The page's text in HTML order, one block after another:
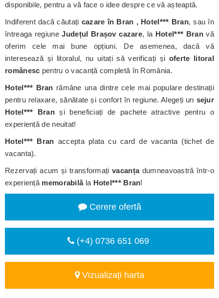
disponibile, pentru a vă face o idee despre ce vă așteaptă.
Indiferent dacă căutați cazare în Bran , Hotel*** Bran, sau în
întreaga regiuneJudețul Brașov cazare, la Hotel*** Branvă
oferim cele mai bune opțiuni. De asemenea, dacă vă
interesează și litoralul, nu uitați să verificați și oferte litoral
românesc pentru o vacanță completă în România.
Hotel*** Bran rămâne una dintre cele mai populare destinații
pentru relaxare, sănătate și confort în regiune. Alegeți un sejur
Hotel*** Branși beneficiați de pachete atractive pentru o
experiență de neuitat!
Hotel*** Bran accepta plata cu card de vacanta (tichet de
vacanta).
Rezervați acum și transformațivacanțadumneavoastră într-o
experiență memorabilăla Hotel*** Bran!
Cerere ofertă
(+4) 0736 651 069
Vizualizați harta